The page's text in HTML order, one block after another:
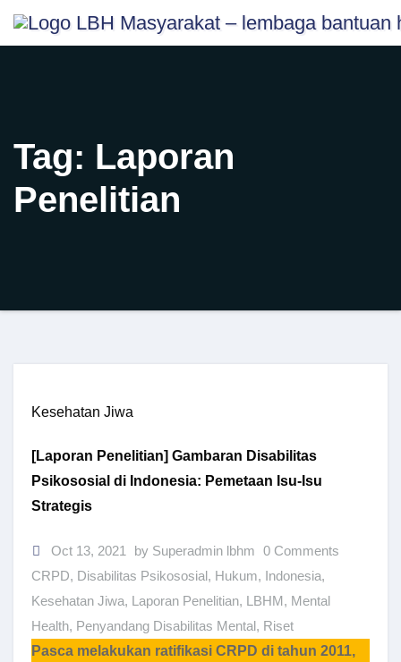
content
Skip
Tag: Laporan
Penelitian
Kesehatan Jiwa
[Laporan Penelitian] Gambaran Disabilitas
Psikososial di Indonesia: Pemetaan Isu-Isu
Strategis
Oct 13, 2021 by Superadmin lbhm 0 Comments
CRPD, Disabilitas Psikososial, Hukum, Indonesia,
Kesehatan Jiwa, Laporan Penelitian, LBHM, Mental
Health, Penyandang Disabilitas Mental, Riset
Pasca melakukan ratifikasi CRPD di tahun 2011,